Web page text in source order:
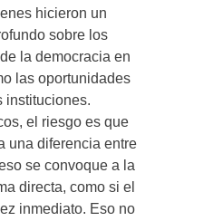
hicieron un
sobre los
la democracia en
las oportunidades
instituciones.
el riesgo es que
una diferencia entre
se convoque a la
directa, como si el
inmediato. Eso no